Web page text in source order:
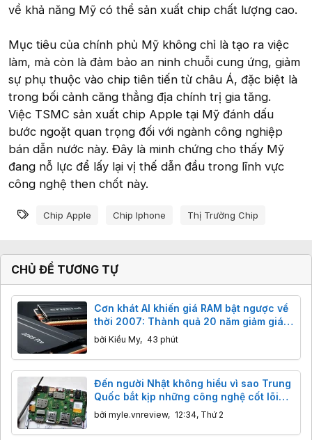
về khả năng Mỹ có thể sản xuất chip chất lượng cao.
Mục tiêu của chính phủ Mỹ không chỉ là tạo ra việc
làm, mà còn là đảm bảo an ninh chuỗi cung ứng, giảm
sự phụ thuộc vào chip tiên tiến từ châu Á, đặc biệt là
trong bối cảnh căng thẳng địa chính trị gia tăng.
Việc TSMC sản xuất chip Apple tại Mỹ đánh dấu
bước ngoặt quan trọng đối với ngành công nghiệp
bán dẫn nước này. Đây là minh chứng cho thấy Mỹ
đang nỗ lực để lấy lại vị thế dẫn đầu trong lĩnh vực
công nghệ then chốt này.
Từ khóa
Chip Apple Chip Iphone Thị Trường Chip
CHỦ ĐỀ TƯƠNG TỰ
Cơn khát AI khiến giá RAM bật ngược về
thời 2007: Thành quả 20 năm giảm giá
"bốc hơi" chỉ sau vài tháng
bởi Kiều My, 43 phút
Đến người Nhật không hiểu vì sao Trung
Quốc bắt kịp những công nghệ cốt lõi
của họ nhanh như vậy?
bởi myle.vnreview, 12:34, Thứ 2